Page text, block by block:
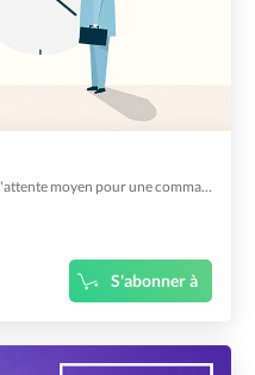
Ajoute un widget qui affiche le temps d'attente moyen pour une commande.
S'abonner à